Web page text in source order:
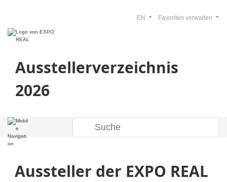
Ausstellerverzeichnis
2026
Favoriten verwalten
EN
Aussteller der EXPO REAL